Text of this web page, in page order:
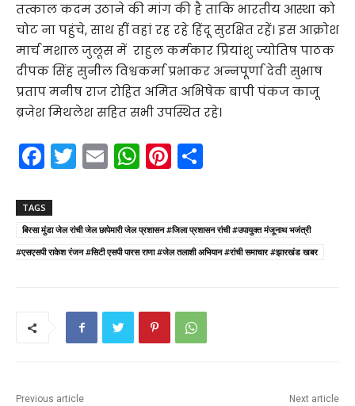
तत्काल कदम उठाने की मांग की है ताकि भारतीय आस्था को
चोट ना पहुंचे, साथ हीं वहां रह रहे हिंदू सुरक्षित रहें। इस आक्रोश
मार्च मशाल जुलूस में राहुल कर्मकार प्रियांशु ज्योतिष पाठक
दीपक सिंह सुनील विश्वकर्मा प्रभाकर अन्नपूर्णा देवी सुभाष
प्रताप मनीष राज रोहित अमित अभिषेक बापी पंकज काजू
ब्रजेश मिथलेश सहित सभी उपस्थित रहे।
F
a
c
e
b
T
w
er
E
m
l
W
h
ts
A
p
Pi
nt
e
st
e
TAGS
बिरसा मुंडा जेल रांची जेल छापेमारी जेल प्रशासन #जिला प्रशासन रांची #उपायुक्त मंजूनाथ भजंत्री
#एसएसपी राकेश रंजन #सिटी एसपी पारस राणा #जेल तलाशी अभियान #रांची समाचार #झारखंड खबर
Previous article Next article